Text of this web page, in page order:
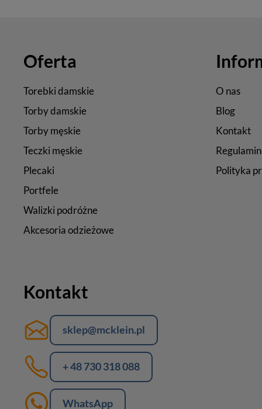
Oferta
Torebki damskie
Torby damskie
Torby męskie
Teczki męskie
Plecaki
Portfele
Walizki podróżne
Akcesoria odzieżowe
O nas
Blog
Kontakt
Polityka
Kontakt
sklep@mcklein.pl
+ 48 730 318 088
WhatsApp